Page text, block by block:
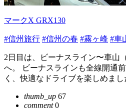
マークX GRX130
#信州旅行 #信州の春 #霧ヶ峰 #車
2日目は、ビーナスライン〜車山
へ。 ビーナスラインも全線開通
く、快適なドライブを楽しめま
thumb_up 67
comment0